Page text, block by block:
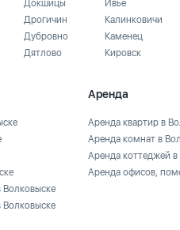
Докшицы
Дрогичин
Дубровно
Дятлово
Ивье
Калинковичи
Каменец
Кировск
Волковыске
Аренда
Аренда квартир в
Аренда комнат в
Аренда коттеджей
Аренда офисов,